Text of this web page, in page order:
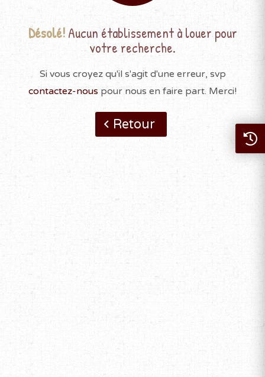
Désolé!Aucun établissement à louer pour
votre recherche.
Si vous croyez qu'il s'agit d'une erreur, svp
contactez-nous pour nous en faire part. Merci!
Retour